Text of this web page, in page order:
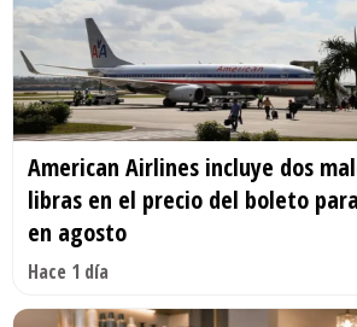
American Airlines incluye dos
libras en el precio del boleto
en agosto
Hace 1 día